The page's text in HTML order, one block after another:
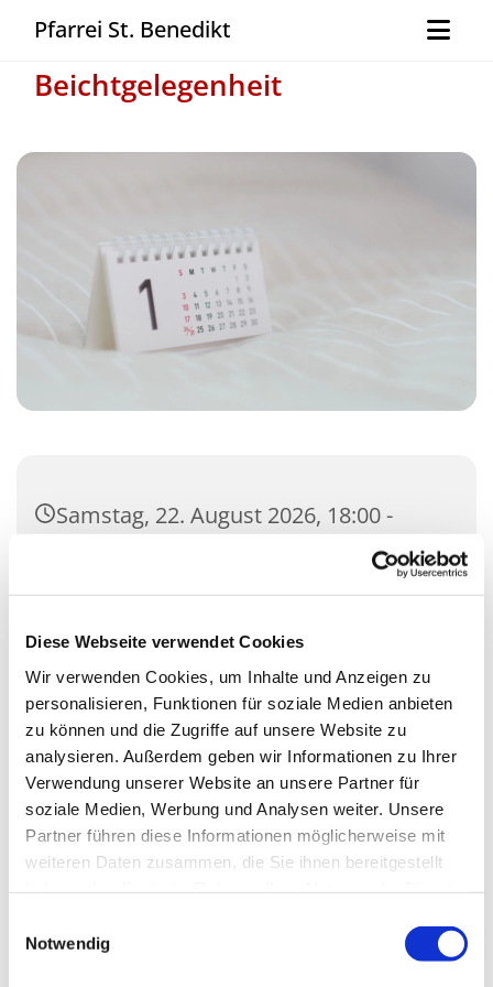
Diese Webseite verwendet Cookies
Wir verwenden Cookies, um Inhalte und Anzeigen zu
personalisieren, Funktionen für soziale Medien anbieten
zu können und die Zugriffe auf unsere Website zu
analysieren. Außerdem geben wir Informationen zu Ihrer
Verwendung unserer Website an unsere Partner für
soziale Medien, Werbung und Analysen weiter. Unsere
Partner führen diese Informationen möglicherweise mit
weiteren Daten zusammen, die Sie ihnen bereitgestellt
Notwendig
Pfarrei St. Benedikt
Beichtgelegenheit
Samstag, 22. August 2026, 18:00 -
Empfängnis, Wasserstr. 7, 15806
Zossen